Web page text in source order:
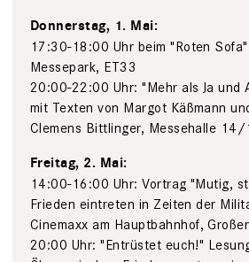
Donnerstag, 1. Mai:
17:30-18:00 Uhr beim "Roten
Messepark, ET33
20:00-22:00 Uhr: "Mehr als Ja und
mit Texten von Margot Käßmann
Clemens Bittlinger, Messehalle 14/
Freitag, 2. Mai:
14:00-16:00 Uhr: Vortrag "Mutig,
Frieden eintreten in Zeiten der
Cinemaxx am Hauptbahnhof,
20:00 Uhr: "Entrüstet euch!"